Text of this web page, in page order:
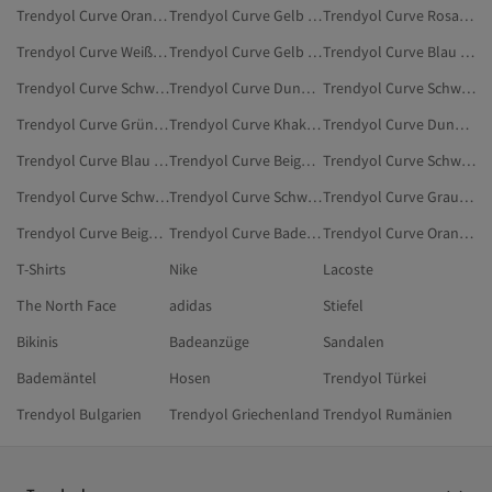
Trendyol Curve Orange Kleider
Trendyol Curve Gelb Kleider
Trendyol Curve Rosa Kleidung
Trendyol Curve Weiß Große Größen
Trendyol Curve Gelb Kleider In Großen Größen
Trendyol Curve Blau Kleider
Trendyol Curve Schwarz Blusen In Großen Größen
Trendyol Curve Dunkelblau Kleider
Trendyol Curve Schwarz Blusen
Trendyol Curve Grün Große Größen
Trendyol Curve Khaki Kleider In Großen Größen
Trendyol Curve Dunkelblau Kleider In Großen Größen
Trendyol Curve Blau Kleider In Großen Größen
Trendyol Curve Beige Hosen
Trendyol Curve Schwarz Unterwäsche In Großen Größen
Trendyol Curve Schwarz BHs In Übergröße
Trendyol Curve Schwarz Bodies In Großen Größen
Trendyol Curve Grau Kleider
Trendyol Curve Beige Strandmode
Trendyol Curve Badeanzüge
Trendyol Curve Orange Kleider In Großen Größen
T-Shirts
Nike
Lacoste
The North Face
adidas
Stiefel
Bikinis
Badeanzüge
Sandalen
Bademäntel
Hosen
Trendyol Türkei
Trendyol Bulgarien
Trendyol Griechenland Trendyol Rumänien